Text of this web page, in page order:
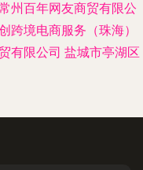
州百年网友商贸有限公
跨境电商服务（珠海）
有限公司 盐城市亭湖区